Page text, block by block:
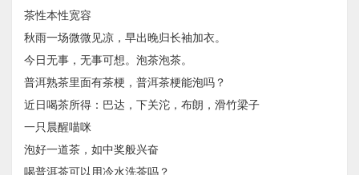
茶性本性宽容
秋雨一场微微见凉，早出晚归长袖加衣。
今日无事，无事可想。泡茶泡茶。
普洱熟茶里面有茶梗，普洱茶梗能泡吗？
近日喝茶所得：巴达，下关沱，布朗，滑竹梁子
一只晨醒喵咪
泡好一道茶，如中奖般兴奋
喝普洱茶可以用冷水洗茶吗？